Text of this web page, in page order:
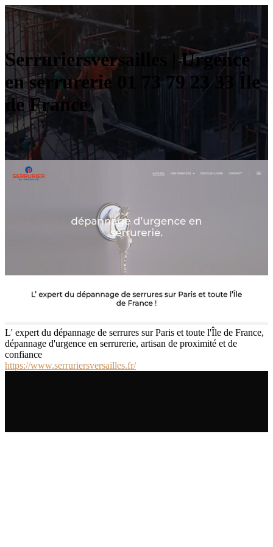
Ser­ru­riersversail­les | Urgence
en serrurerie 01 73 79 23 33 Île
de France
L' expert du dépannage de serrures sur Paris et toute l'Île de France,
dépannage d'urgence en serrurerie, artisan de proximité et de
confiance
https://www.serruriersversailles.fr/